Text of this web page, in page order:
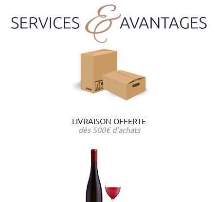
LIVRAISON OFFERTE
dès 500€ d'achats